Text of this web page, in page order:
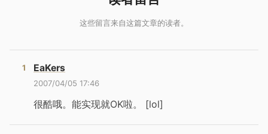
EaKers
2007/04/05 17:46
很酷哦。能实现就OK啦。 [lol]